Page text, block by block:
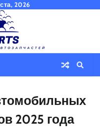
2026
2025 года